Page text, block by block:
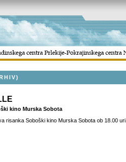
kino Murska Sobota
risanka Soboški kino Murska Sobota ob 18.00 uri.